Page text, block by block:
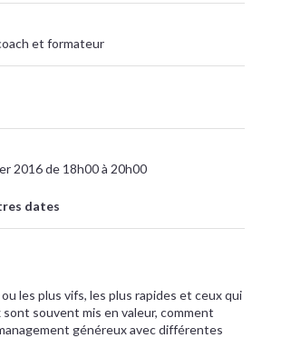
et formateur
2016 de 18h00 à 20h00
dates
les plus vifs, les plus rapides et ceux qui
souvent mis en valeur, comment
généreux avec différentes